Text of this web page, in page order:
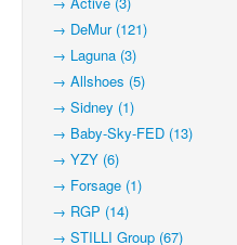
→ DeMur (121)
→ Laguna (3)
→ Allshoes (5)
→ Sidney (1)
→ Baby-Sky-FED (13)
→ YZY (6)
→ Forsage (1)
→ RGP (14)
→ STILLI Group (67)